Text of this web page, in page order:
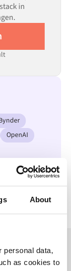
About
personal data,
as cookies to
in
OpenAI